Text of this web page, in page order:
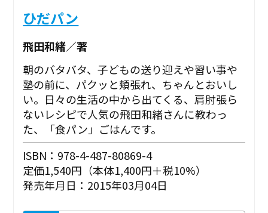
ひだパン
飛田和緒／著
朝のバタバタ、子どもの送り迎えや習い事や
塾の前に、パクッと頬張れ、ちゃんとおいし
い。日々の生活の中から出てくる、肩肘張ら
ないレシピで人気の飛田和緒さんに教わっ
た、「食パン」ごはんです。
ISBN：978-4-487-80869-4
定価1,540円（本体1,400円＋税10%）
発売年月日：2015年03月04日